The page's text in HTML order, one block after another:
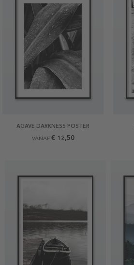
AGAVE DARKNESS POSTER
VANAF € 12,50